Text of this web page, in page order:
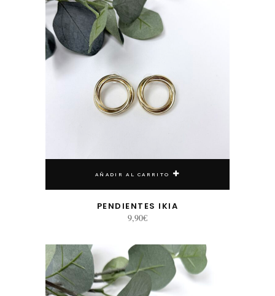
AÑADIR AL CARRITO
PENDIENTES IKIA
9,90€